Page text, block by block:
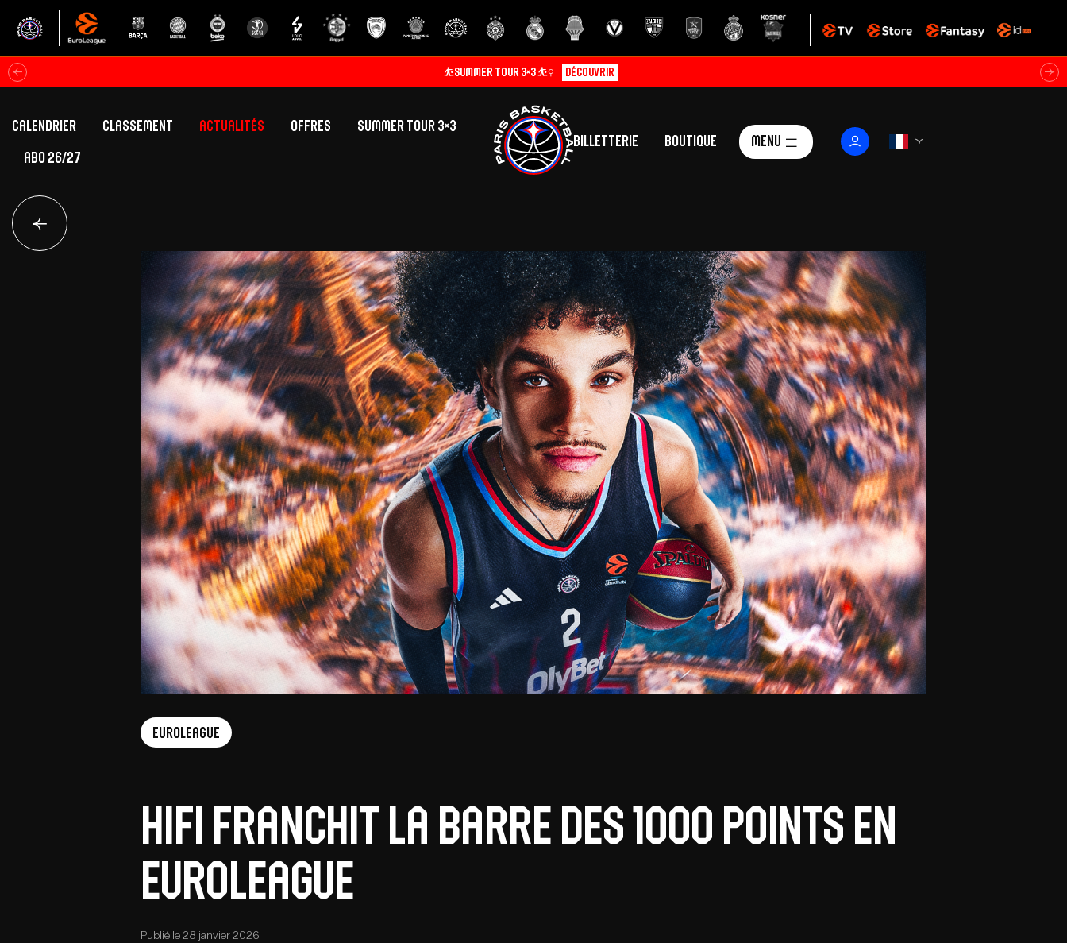
⛹️SUMMER TOUR 3×3 ⛹️‍♀️ Découvrir
Calendrier
Classement
Classement Betclic Elite
Actualités
Offres
SUMMER TOUR 3×3
ABO 26/27
Billetterie Boutique Menu
Équipe Première
Classement Betclic Elite
Classement EuroLeague
Présentation
Effectif
Présentation
La vie au centre
Effectif
Camps
Actualités
Histoire
Foundation
Parisii
Volontaires
ON RECRUTE
Contact
Offres Grand Public Offres Hospitalités
Courtside Club
Central House
Suites
FAQ
Adidas Arena
Accès et informations
Arena Tour
Événements et séminaires
Entertainment
FAQ
Partenaires
Nos partenaires
Devenir partenaire
Business Club
EuroLeague
Hifi franchit la barre des 1000 points en
EuroLeague
Publié le 28 janvier 2026